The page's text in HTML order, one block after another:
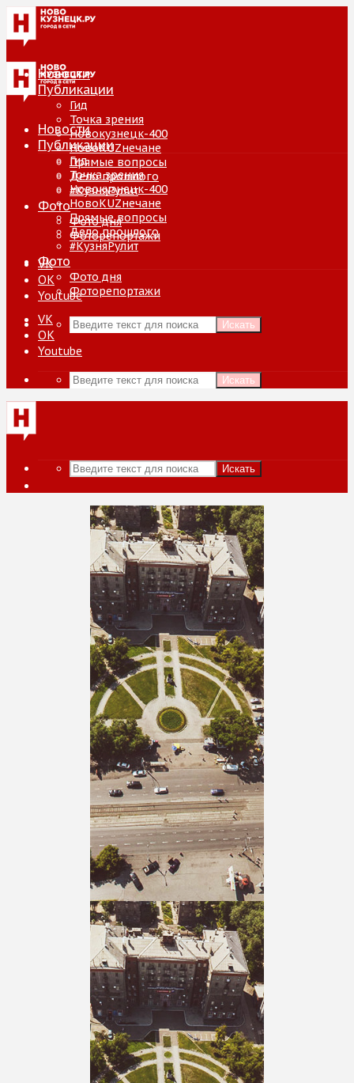
Новости
Публикации
Гид
Точка зрения
Новокузнецк-400
НовоKUZнечане
Прямые вопросы
Дело прошлого
#КузняРулит
Фото
Фото дня
Фоторепортажи
VK
ОК
Youtube
Искать
Новости
Публикации
Гид
Точка зрения
Новокузнецк-400
НовоKUZнечане
Прямые вопросы
Дело прошлого
#КузняРулит
Фото
Фото дня
Фоторепортажи
VK
ОК
Youtube
Искать
Искать